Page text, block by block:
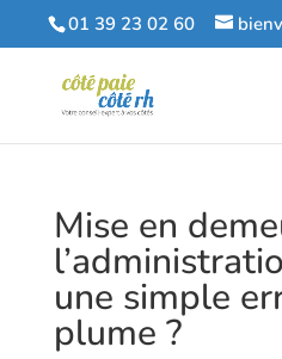
01 39 23 02 60
Mise en
une simple
plume ?